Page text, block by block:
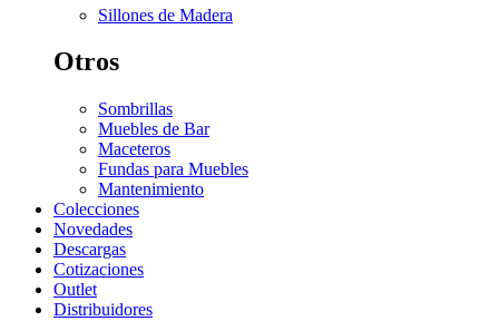
Sillones de Madera
Otros
Sombrillas
Muebles de Bar
Maceteros
Fundas para Muebles
Mantenimiento
Colecciones
Novedades
Descargas
Cotizaciones
Outlet
Distribuidores